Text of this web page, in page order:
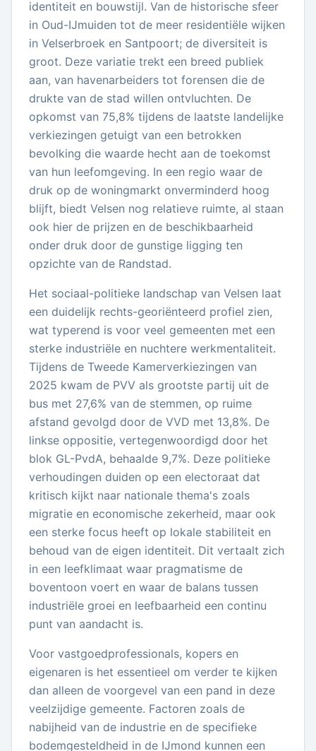
identiteit en bouwstijl. Van de historische sfeer
in Oud-IJmuiden tot de meer residentiële wijken
in Velserbroek en Santpoort; de diversiteit is
groot. Deze variatie trekt een breed publiek
aan, van havenarbeiders tot forensen die de
drukte van de stad willen ontvluchten. De
opkomst van 75,8% tijdens de laatste landelijke
verkiezingen getuigt van een betrokken
bevolking die waarde hecht aan de toekomst
van hun leefomgeving. In een regio waar de
druk op de woningmarkt onverminderd hoog
blijft, biedt Velsen nog relatieve ruimte, al staan
ook hier de prijzen en de beschikbaarheid
onder druk door de gunstige ligging ten
opzichte van de Randstad.
Het sociaal-politieke landschap van Velsen laat
een duidelijk rechts-georiënteerd profiel zien,
wat typerend is voor veel gemeenten met een
sterke industriële en nuchtere werkmentaliteit.
Tijdens de Tweede Kamerverkiezingen van
2025 kwam de PVV als grootste partij uit de
bus met 27,6% van de stemmen, op ruime
afstand gevolgd door de VVD met 13,8%. De
linkse oppositie, vertegenwoordigd door het
blok GL-PvdA, behaalde 9,7%. Deze politieke
verhoudingen duiden op een electoraat dat
kritisch kijkt naar nationale thema's zoals
migratie en economische zekerheid, maar ook
een sterke focus heeft op lokale stabiliteit en
behoud van de eigen identiteit. Dit vertaalt zich
in een leefklimaat waar pragmatisme de
boventoon voert en waar de balans tussen
industriële groei en leefbaarheid een continu
punt van aandacht is.
Voor vastgoedprofessionals, kopers en
eigenaren is het essentieel om verder te kijken
dan alleen de voorgevel van een pand in deze
veelzijdige gemeente. Factoren zoals de
nabijheid van de industrie en de specifieke
bodemgesteldheid in de IJmond kunnen een